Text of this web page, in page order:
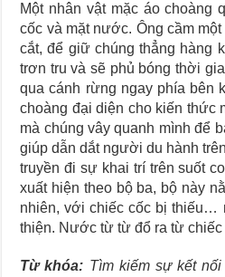
Một nhân vật mặc áo choàng
cốc và mặt nước. Ông cầm
cắt, để giữ chúng thẳng hàng
trơn tru và sẽ phủ bóng thời
qua cánh rừng ngay phía bên
choàng đại diện cho kiến thức
mà chúng vây quanh mình để
giúp dẫn dắt người du hành
truyền đi sự khai trí trên suốt
xuất hiện theo bộ ba, bộ này
nhiên, với chiếc cốc bị thiếu…
thiện. Nước từ từ đổ ra từ chiếc
Từ khóa: Tìm kiếm sự kết